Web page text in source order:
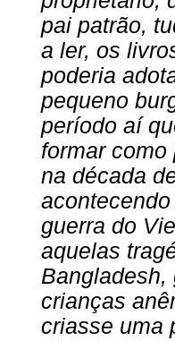
pai patrão,
a ler, os
poderia
pequeno
período aí
formar
na década
guerra do
aquelas
Bangladesh,
crianças
criasse uma